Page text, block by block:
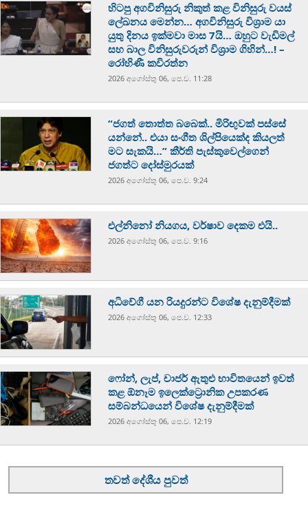
හිටපු අගවිනිසුරු නිකුත් කළ විනිසුරු වයස්
ලේඛනය මෙන්න… අගවිනිසුරු විශ්‍රාම යා
යුතු දිනය ඉක්මවා මාස 7යි… ඔහුට වැඩිමල්
සහ බාල විනිසුරුවරුන් විශ්‍රාම ගිහින්…! –
රෝහිණී කවිරත්න
2026 අගෝස්‍තු 06, පෙ.ව. 11:28
“ජගත් තොත්ත බබෙක්.. මිරිඟුවක් පස්සේ
යන්නේ.. එයා සංගීත ශිල්පියෙක්ද කියලත්
මට සැකයි…” කීර්ති පැස්කුවෙල්ගෙන්
ජගත්ට දෝස්මුරයක්
2026 අගෝස්‍තු 06, පෙ.ව. 9:24
එල්නිනෝ නියගය, වර්ෂාව දෙකම එයි..
2026 අගෝස්‍තු 06, පෙ.ව. 9:16
අධිවේගී යන රියදුරන්ට විශේෂ දැනුම්දීමක්
2026 අගෝස්‍තු 06, පෙ.ව. 12:33
ෆෝන්, ලැප්, චාජර් ඇතුළු භාවිතයෙන් ඉවත්
කළ ඕනෑම ඉලෙක්ට්‍රොනික උපකරණ
සම්බන්ධයෙන් විශේෂ දැනුම්දීමක්
2026 අගෝස්‍තු 06, පෙ.ව. 12:19
තවත් දේශීය පුවත්